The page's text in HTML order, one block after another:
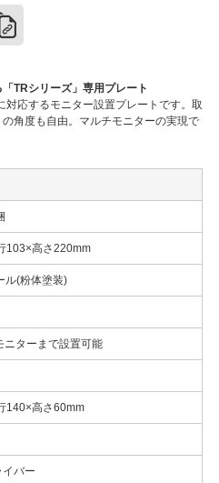
TRシリーズ」専用プレート
応するモニター設置プレートです。取
角度も自由。マルチモニターの実現で
103×高さ220mm
ル(粉体塗装)
ニターまで設置可能
140×高さ60mm
イバー